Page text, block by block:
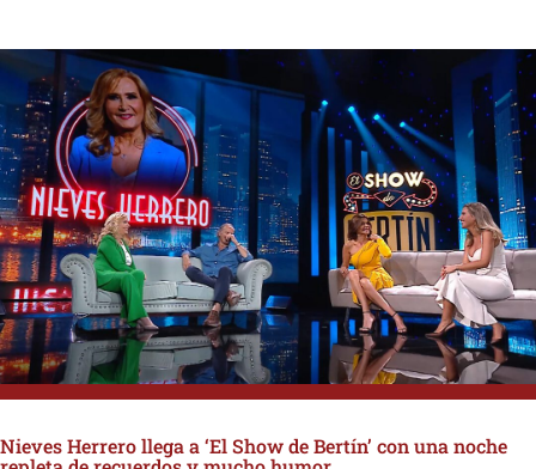
Nieves Herrero llega a ‘El Show de Bertín’ con una noche